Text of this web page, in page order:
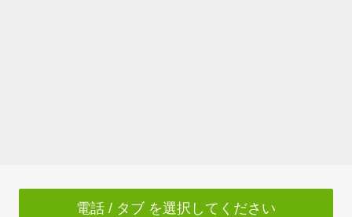
電話 / タブ を選択してください